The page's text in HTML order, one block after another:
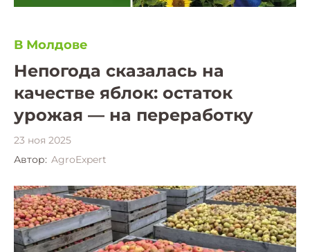
В Молдове
Непогода сказалась на
качестве яблок: остаток
урожая — на переработку
23 ноя 2025
Автор: AgroExpert